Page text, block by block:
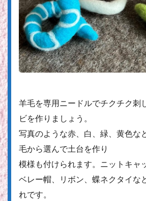
羊毛を専用ニードルでチクチク刺
ビを作りましょう。
写真のような赤、白、緑、黄色な
毛から選んで土台を作り
模様も付けられます。ニットキャ
ベレー帽、リボン、蝶ネクタイな
れです。